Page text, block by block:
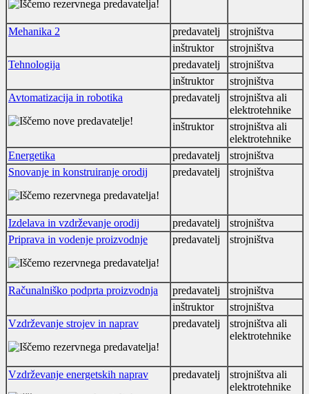
Mehanika 2 predavatelj
strojništva
inštruktor
strojništva
Tehnologija
predavatelj
strojništva
inštruktor
strojništva
Avtomatizacija in robotika
predavatelj
strojništva ali
elektrotehnike
inštruktor
strojništva ali
elektrotehnike
Energetika
predavatelj
strojništva
Snovanje in konstruiranje orodij
predavatelj strojništva
Izdelava in vzdrževanje orodij predavatelj
strojništva
Priprava in vodenje proizvodnje
predavatelj strojništva
Računalniško podprta proizvodnja predavatelj
strojništva
inštruktor
strojništva
Vzdrževanje strojev in naprav
predavatelj
strojništva ali
elektrotehnike
Vzdrževanje energetskih naprav predavatelj
strojništva ali
elektrotehnike